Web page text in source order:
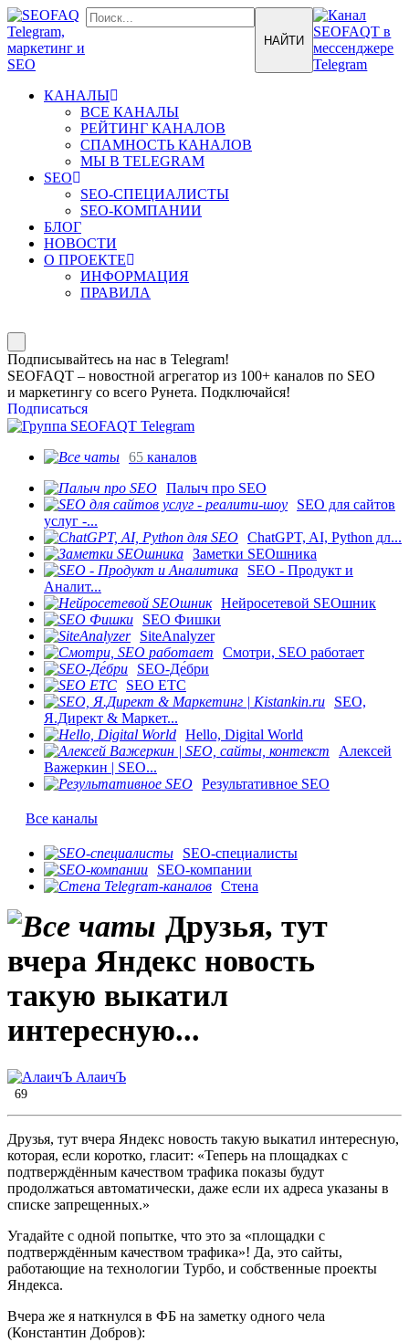
КАНАЛЫ
ВСЕ КАНАЛЫ
РЕЙТИНГ КАНАЛОВ
СПАМНОСТЬ КАНАЛОВ
МЫ В TELEGRAM
SEO
SEO-СПЕЦИАЛИСТЫ
SEO-КОМПАНИИ
БЛОГ
НОВОСТИ
О ПРОЕКТЕ
ИНФОРМАЦИЯ
ПРАВИЛА
Подписывайтесь на нас в Telegram!
SEOFAQT – новостной агрегатор из 100+ каналов по SEO
и маркетингу со всего Рунета. Подключайся!
Подписаться
65 каналов
Палыч про SEO
SEO для сайтов
услуг -...
ChatGPT, AI, Python дл...
Заметки SEOшника
SEO - Продукт и
Аналит...
Нейросетевой SEOшник
SEO Фишки
SiteAnalyzer
Смотри, SEO работает
SEO-Де́бри
SEO ETC
SEO,
Я.Директ & Маркет...
Hello, Digital World
Алексей
Важеркин | SEO...
Результативное SEO
Все каналы
SEO-специалисты
SEO-компании
Стена
⁠Друзья, тут
вчера Яндекс новость
такую выкатил
интересную...
АлаичЪ
69
⁠Друзья, тут вчера Яндекс новость такую выкатил интересную,
которая, если коротко, гласит: «Теперь на площадках с
подтверждённым качеством трафика показы будут
продолжаться автоматически, даже если их адреса указаны в
списке запрещенных.»
Угадайте с одной попытке, что это за «площадки с
подтверждённым качеством трафика»! Да, это сайты,
работающие на технологии Турбо, и собственные проекты
Яндекса.
Вчера же я наткнулся в ФБ на заметку одного чела
(Константин Добров):